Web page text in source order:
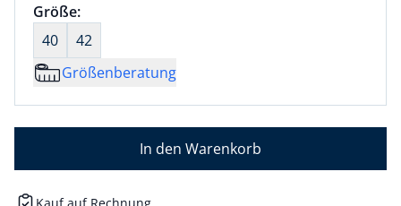
Größenauswahl:
Größe:nichts ausgewählt
40
42
Größenberatung
In den Warenkorb
Kauf auf Rechnung